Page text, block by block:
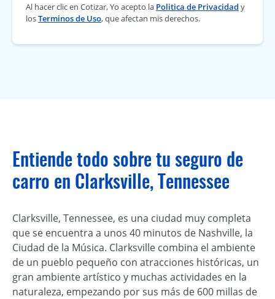
Al hacer clic en Cotizar, Yo acepto la Politica de Privacidad y
losTerminos de Uso, que afectan mis derechos.
Entiende todo sobre tu seguro de
carro en Clarksville, Tennessee
Clarksville, Tennessee, es una ciudad muy completa
que se encuentra a unos 40 minutos de Nashville, la
Ciudad de la Música. Clarksville combina el ambiente
de un pueblo pequeño con atracciones históricas, un
gran ambiente artístico y muchas actividades en la
naturaleza, empezando por sus más de 600 millas de